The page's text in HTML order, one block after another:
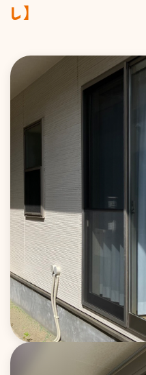
お知らせ&ブログ
窓まわり
玄関・浴室ドア
エクステリア(外構)
私たちの取り組み
会社情報&スタッフ
採用情報
し】